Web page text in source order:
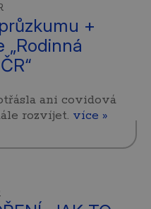
+
ani covidová
rozvíjet. více »